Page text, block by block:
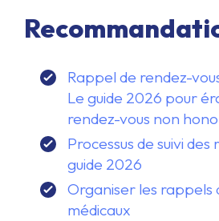
Rappel de rendez-
Le guide 2026 pour
rendez-vous non
Processus de suivi des
guide 2026
Organiser les rappels
médicaux